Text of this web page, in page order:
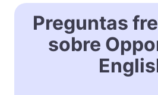
Preguntas
sobre